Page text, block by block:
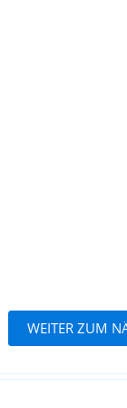
WEITER ZUM